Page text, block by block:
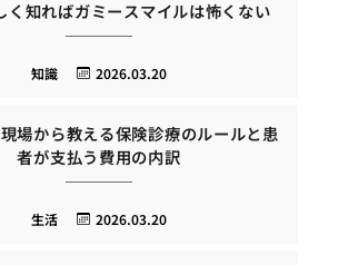
く知ればガミースマイルは怖くない
2026.03.20
知識
場から教える保険診療のルールと患
者が支払う費用の内訳
2026.03.20
生活